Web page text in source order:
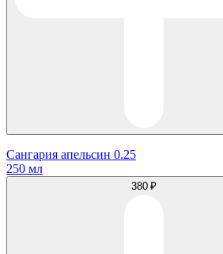
Сангария апельсин 0.25
250 мл
380 ₽